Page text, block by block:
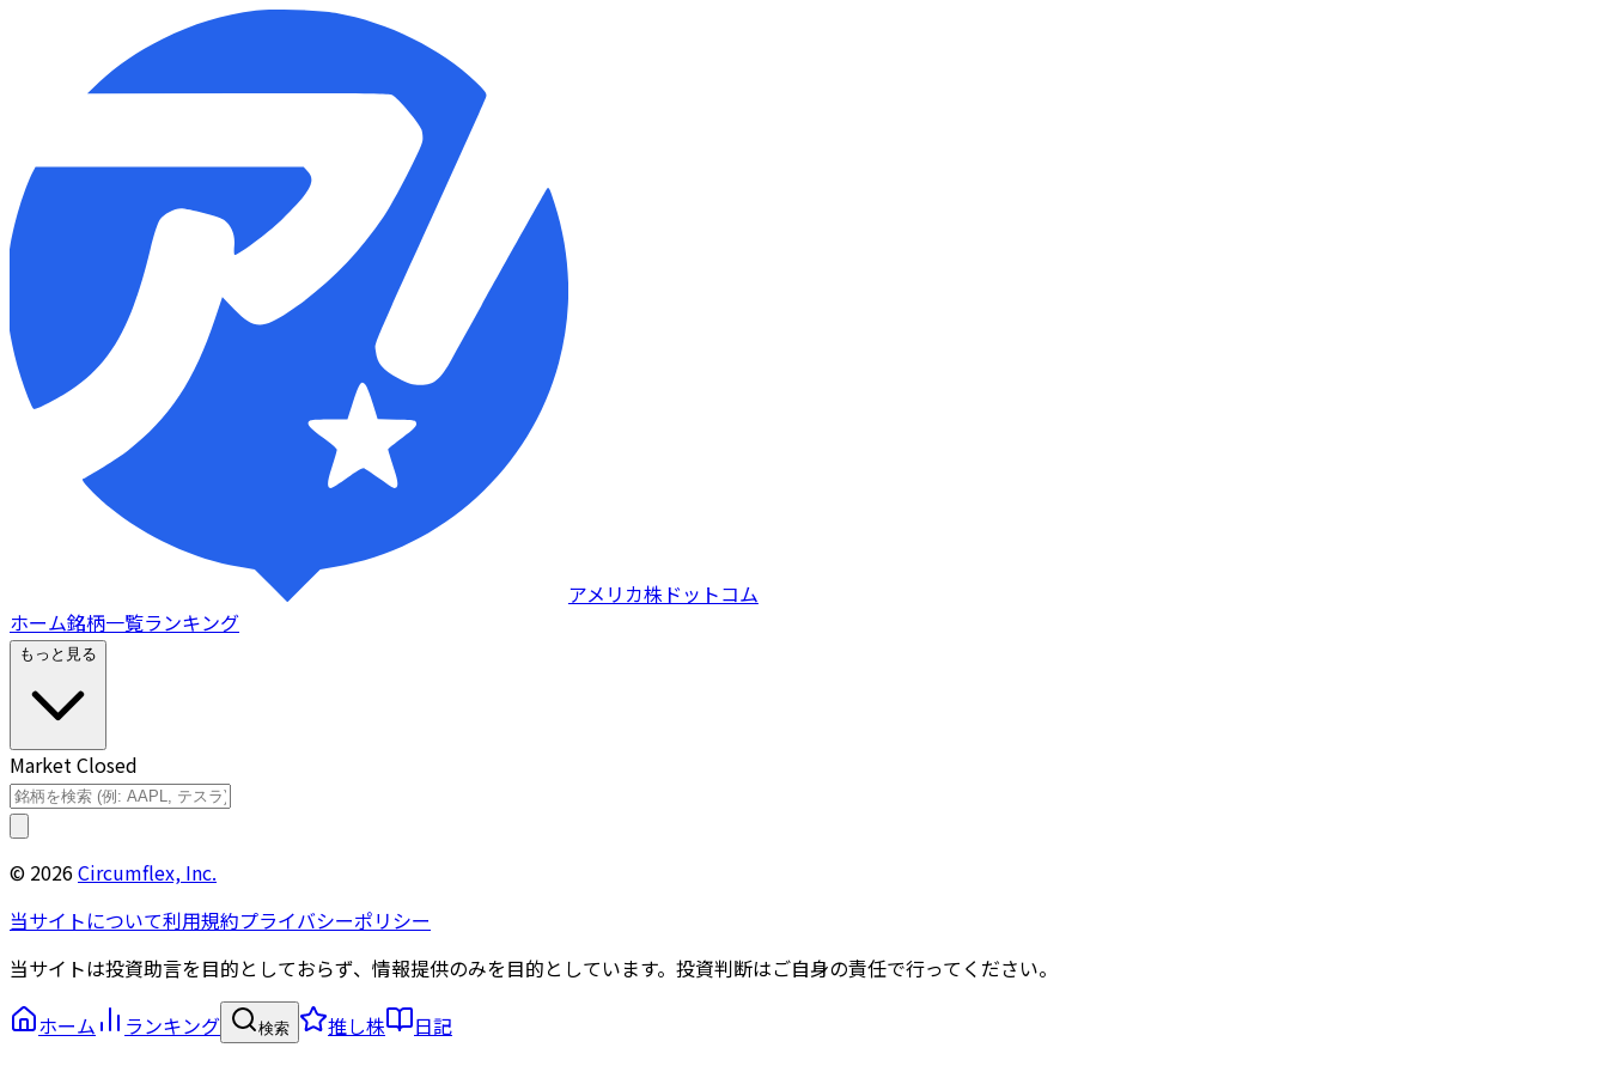
アメリカ株ドットコム
ホーム銘柄一覧ランキング
もっと見る
Market Closed
© 2026Circumflex, Inc.
当サイトについて利用規約プライバシーポリシー
当サイトは投資助言を目的としておらず、情報提供のみを目的としています。投資判断はご自身の責任で行ってください。
ホーム
ランキング 検索 推し株 日記